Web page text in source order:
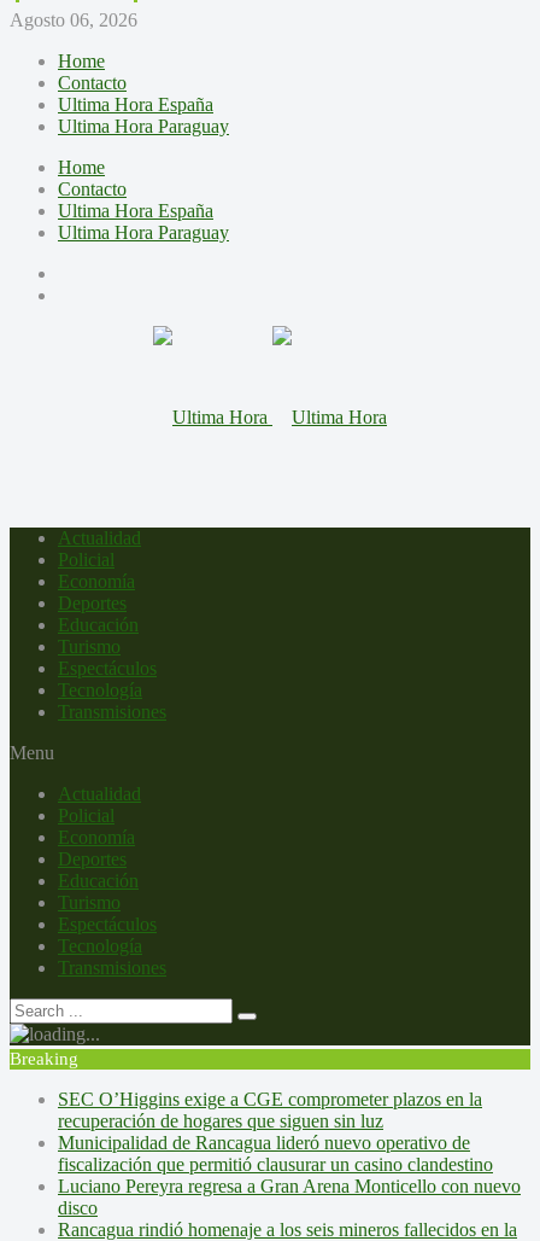
Agosto 06, 2026
Home
Contacto
Ultima Hora España
Ultima Hora Paraguay
Home
Contacto
Ultima Hora España
Ultima Hora Paraguay
Actualidad
Policial
Economía
Deportes
Educación
Turismo
Espectáculos
Tecnología
Transmisiones
Menu
Actualidad
Policial
Economía
Deportes
Educación
Turismo
Espectáculos
Tecnología
Transmisiones
Breaking
SEC O’Higgins exige a CGE comprometer plazos en la
recuperación de hogares que siguen sin luz
Municipalidad de Rancagua lideró nuevo operativo de
fiscalización que permitió clausurar un casino clandestino
Luciano Pereyra regresa a Gran Arena Monticello con nuevo
disco
Rancagua rindió homenaje a los seis mineros fallecidos en la